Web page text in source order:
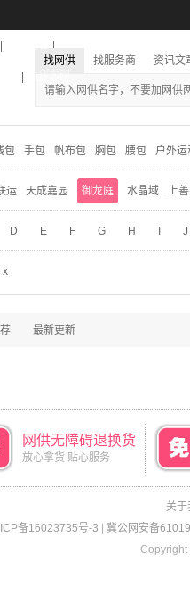
找网供 找服务商 资讯文
包 手包 帆布包 胸包 腰包 户外运
运 天成嘉园 御龙庭 水晶域 上
D E F G H J
x
最新更新
网供无障碍退换货
放心拿货 贴心服务
关于
备16023735号-3
冀公网安备